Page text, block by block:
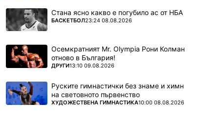
Стана ясно какво е погубило ас от НБА
ПОВЕЧЕ ОТ
БАСКЕТБОЛ23:24 08.08.2026
Осемкратният Mr. Olympia Рони Колман
отново в България!
ПОВЕЧЕ ОТ
ДРУГИ13:10 09.08.2026
Руските гимнастички без знаме и химн
на световното първенство
ПОВЕЧЕ ОТ
ХУДОЖЕСТВЕНА ГИМНАСТИКА10:00 08.08.2026